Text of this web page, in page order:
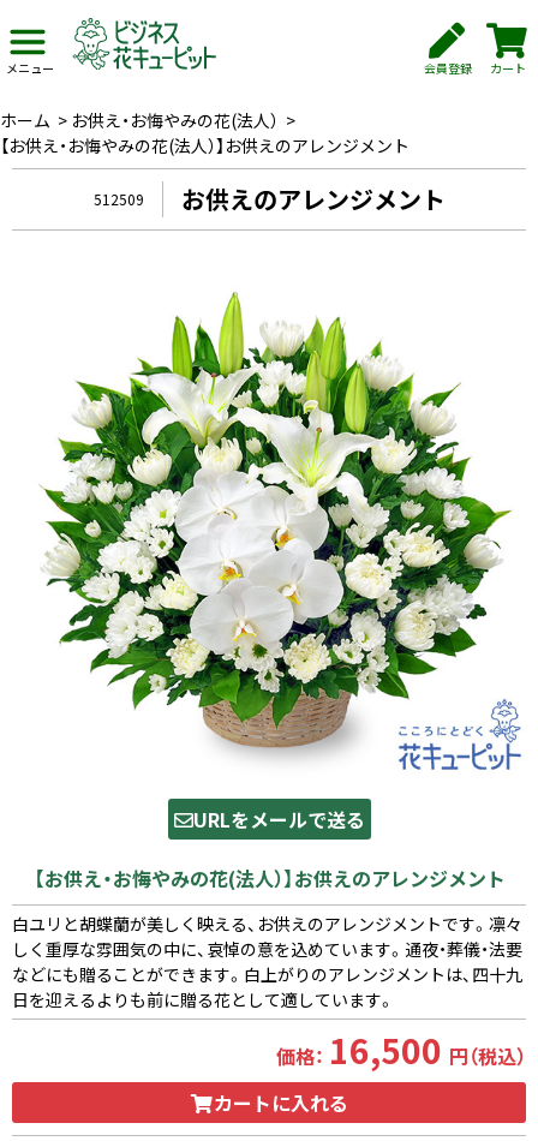
メニュー 会員登録 カート
ホーム > お供え・お悔やみの花(法人） >
【お供え・お悔やみの花(法人）】お供えのアレンジメント
512509 お供えのアレンジメント
URLをメールで送る
【お供え・お悔やみの花(法人）】お供えのアレンジメント
白ユリと胡蝶蘭が美しく映える、お供えのアレンジメントです。凛々
しく重厚な雰囲気の中に、哀悼の意を込めています。通夜・葬儀・法要
などにも贈ることができます。白上がりのアレンジメントは、四十九
日を迎えるよりも前に贈る花として適しています。
価格： 16,500 円（税込）
カートに入れる